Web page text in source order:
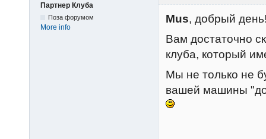
Партнер Клуба
Поза форумом
More info
Mus, добрый
Вам достаточно
клуба, который
Мы не только не
вашей машины